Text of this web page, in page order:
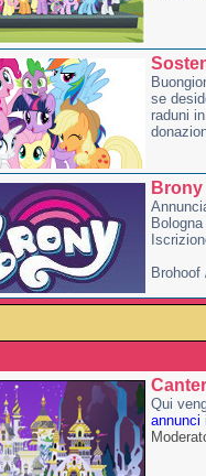
se
raduni
Brony
Brohoof
Qui
annunci